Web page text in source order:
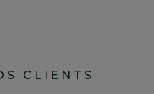
CLIENTS